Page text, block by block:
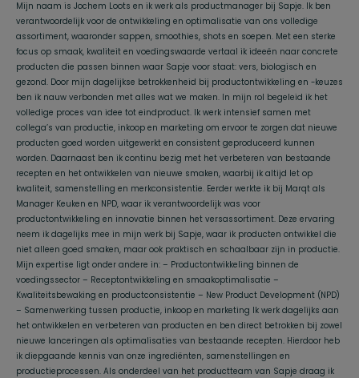
Mijn naam is Jochem Loots en ik werk als productmanager bij Sapje. Ik ben
verantwoordelijk voor de ontwikkeling en optimalisatie van ons volledige
assortiment, waaronder sappen, smoothies, shots en soepen. Met een sterke
focus op smaak, kwaliteit en voedingswaarde vertaal ik ideeën naar concrete
producten die passen binnen waar Sapje voor staat: vers, biologisch en
gezond. Door mijn dagelijkse betrokkenheid bij productontwikkeling en -keuzes
ben ik nauw verbonden met alles wat we maken. In mijn rol begeleid ik het
volledige proces van idee tot eindproduct. Ik werk intensief samen met
collega’s van productie, inkoop en marketing om ervoor te zorgen dat nieuwe
producten goed worden uitgewerkt en consistent geproduceerd kunnen
worden. Daarnaast ben ik continu bezig met het verbeteren van bestaande
recepten en het ontwikkelen van nieuwe smaken, waarbij ik altijd let op
kwaliteit, samenstelling en merkconsistentie. Eerder werkte ik bij Marqt als
Manager Keuken en NPD, waar ik verantwoordelijk was voor
productontwikkeling en innovatie binnen het versassortiment. Deze ervaring
neem ik dagelijks mee in mijn werk bij Sapje, waar ik producten ontwikkel die
niet alleen goed smaken, maar ook praktisch en schaalbaar zijn in productie.
Mijn expertise ligt onder andere in: – Productontwikkeling binnen de
voedingssector – Receptontwikkeling en smaakoptimalisatie –
Kwaliteitsbewaking en productconsistentie – New Product Development (NPD)
– Samenwerking tussen productie, inkoop en marketing Ik werk dagelijks aan
het ontwikkelen en verbeteren van producten en ben direct betrokken bij zowel
nieuwe lanceringen als optimalisaties van bestaande recepten. Hierdoor heb
ik diepgaande kennis van onze ingrediënten, samenstellingen en
productieprocessen. Als onderdeel van het productteam van Sapje draag ik